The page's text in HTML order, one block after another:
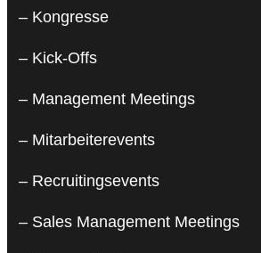
– Kongresse
– Kick-Offs
– Management Meetings
– Mitarbeiterevents
– Recruitingsevents
– Sales Management Meetings